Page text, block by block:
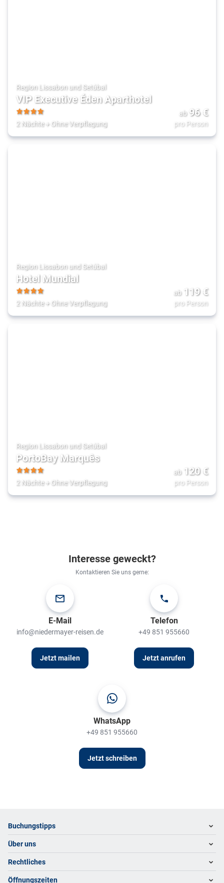
Region Lissabon und Setúbal
VIP Executive Éden Aparthotel
4
2 Nächte+ Ohne Verpflegung
ab 96€
pro Person
Region Lissabon und Setúbal
Hotel Mundial
4
2 Nächte+ Ohne Verpflegung
ab 119€
pro Person
Region Lissabon und Setúbal
PortoBay Marquês
4
2 Nächte+ Ohne Verpflegung
ab 120€
pro Person
Interesse geweckt?
Kontaktieren Sie uns gerne:
E-Mail
info@niedermayer-reisen.de
Jetzt mailen
Telefon
+49 851 955660
Jetzt anrufen
WhatsApp
+49 851 955660
Jetzt schreiben
Footer navigation
Buchungstipps
Warum im Reisebüro buchen
Hoteltipps
Reisewelten
Über uns
Kontakt
Über uns
Rechtliches
Öffnungszeiten